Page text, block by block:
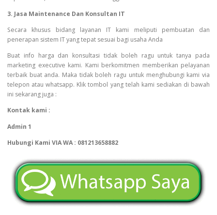
3. Jasa Maintenance Dan Konsultan IT
Secara khusus bidang layanan IT kami meliputi pembuatan dan
penerapan sistem IT yang tepat sesuai bagi usaha Anda
Buat info harga dan konsultasi tidak boleh ragu untuk tanya pada
marketing executive kami. Kami berkomitmen memberikan pelayanan
terbaik buat anda. Maka tidak boleh ragu untuk menghubungi kami via
telepon atau whatsapp. Klik tombol yang telah kami sediakan di bawah
ini sekarang juga :
Kontak kami :
Admin 1
Hubungi Kami VIA WA : 081213658882